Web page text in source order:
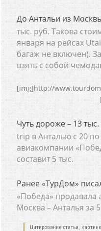
До Антальи из
тыс. руб. Такова
января на рейсах
багаж не включен).
взять с собой
Чуть дороже – 13
trip в Анталью с 20
авиакомпании
составит 5 тыс.
Ранее «ТурДом»
«Победа»
Москва – Анталья за
Цитирование статьи,